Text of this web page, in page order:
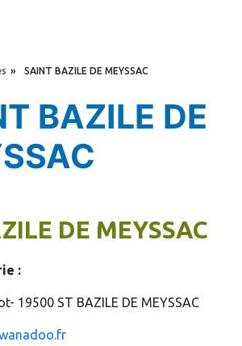
» SAINT BAZILE DE MEYSSAC
BAZILE DE
DE MEYSSAC
:
19500 ST BAZILE DE MEYSSAC